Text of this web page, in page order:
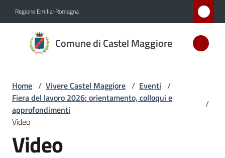
Regione Emilia-Romagna
Comune di Castel Maggiore
Comune
di Castel
D'ARGENTO
AL MERITO
CIVILE
Home / Vivere Castel Maggiore / Eventi /
Fiera del lavoro 2026: orientamento, colloqui e
approfondimenti
/
Video
Video